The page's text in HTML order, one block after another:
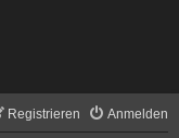
Anmelden
Registrieren